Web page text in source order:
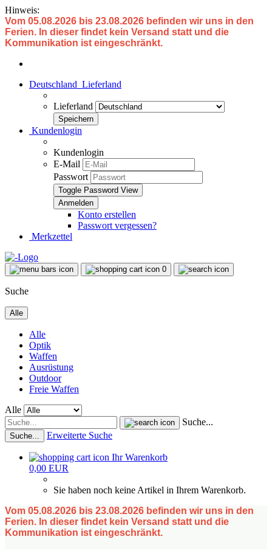
Hinweis:
Vom 05.08.2026 bis 23.08.2026 befinden wir uns in den
Ferien. In dieser findet kein Versand statt und die
Kommunikation ist eingeschränkt.
Deutschland Lieferland
Lieferland
Kundenlogin
Kundenlogin
E-Mail
Passwort
Toggle Password View
Konto erstellen
Passwort vergessen?
Merkzettel
0
Suche
Alle
Alle
Optik
Waffen
Ausrüstung
Outdoor
Freie Waffen
Alle
Suche...
Suche... Erweiterte Suche
Ihr Warenkorb
0,00 EUR
Sie haben noch keine Artikel in Ihrem Warenkorb.
Vom 05.08.2026 bis 23.08.2026 befinden wir uns in den
Ferien. In dieser findet kein Versand statt und die
Kommunikation ist eingeschränkt.